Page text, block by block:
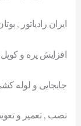
ایران رادیاتور ,
افزایش پره و کوپل
جابجایی و لوله
نصب , تعمیر و